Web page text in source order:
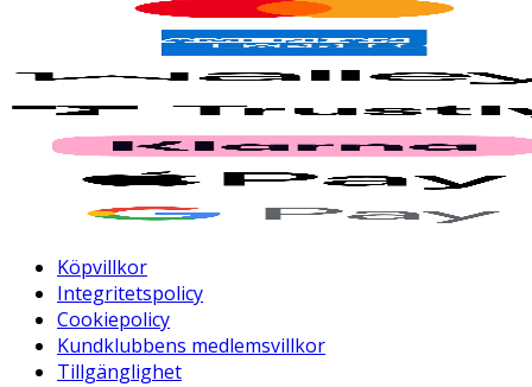
Köpvillkor
Integritetspolicy
Cookiepolicy
Kundklubbens medlemsvillkor
Tillgänglighet